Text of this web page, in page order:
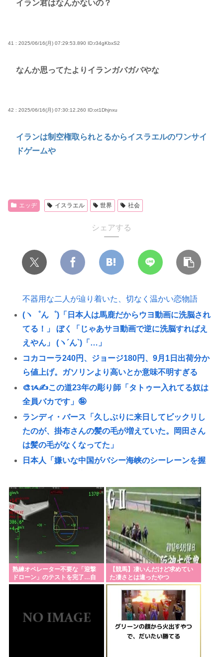
イラン君はなんかないの？
41 : 2025/06/16(月) 07:29:53.890 ID:r34gKbxS2
なんか思ってたよりイランガバガバやな
42 : 2025/06/16(月) 07:30:12.260 ID:ot1Dhjnxu
イランは制空権取られとるからイスラエルのワンサイ
ドゲームや
エッヂ イスラエル 世界 社会
シェアする
不器用な二人が辿り着いた、切なく温かい恋物語
(ヽ゜ん゜)「日本人は馬鹿だからウヨ動画に洗脳され
てる！」 ぼく「じゃあサヨ動画で逆に洗脳すればえ
えやん」 (ヽ´ん`)「…」
コカコーラ240円、ジョージ180円、9月1日出荷分か
ら値上げ。ガソリンより高いとか意味不明すぎる
🎨ᝰ✍この道23年の彫り師「タトゥー入れてる奴は
全員バカです」🤪
ランディ・バース「久しぶりに来日してビックリし
たのが、掛布さんの髪の毛が増えていた。岡田さん
は髪の毛がなくなってた」
日本人「嫌いな中国がバシー海峡のシーレーンを握
だムキー」つまりそういうことでしょ
駐車場について聞きたいんだけど土日祝日入庫後24
時間最大800円って日曜いれて出庫日が平日の場合料
金どうなるの
お盆に死んだらどうなるの？
ヨーロッパ人ついに気づきはじめる「夏ってエアコ
ン無いと暑いわ」
パさん「中国が日本を占領するのってすごく簡単だ
と思うよ。西日本の原発にミサイルを撃ち込めばい
い」
【謎】高市早苗の「高市」と「早苗」の出処が不明
熟練オペレーター不要な「迎撃
ドローン」のテストを完了…自
らが目標を追尾する映像公開！
【競馬】凄いんだけど求めてい
た凄さとは違ったやつ